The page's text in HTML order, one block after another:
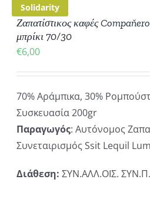
Solidarity
Ζαπατίστικος καφές
μπρίκι 70/30
€6,00
70% Αράμπικα, 30%
Συσκευασία 200gr
Παραγωγός: Αυτόνομος
Συνεταιρισμός Ssit Lequil
Διάθεση:ΣΥΝ.ΑΛΛ.ΟΙΣ.